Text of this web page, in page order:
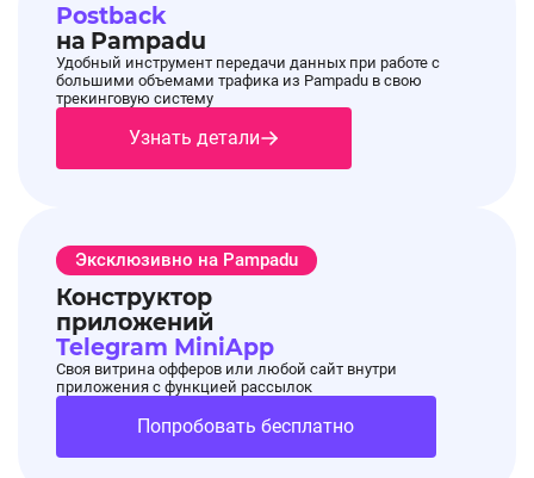
Postback
на Pampadu
Удобный инструмент передачи данных при работе с
большими объемами трафика из Pampadu в свою
трекинговую систему
Узнать детали
Эксклюзивно на Pampadu
Конструктор
приложений
Telegram MiniApp
Своя витрина офферов или любой сайт внутри
приложения с функцией рассылок
Попробовать бесплатно